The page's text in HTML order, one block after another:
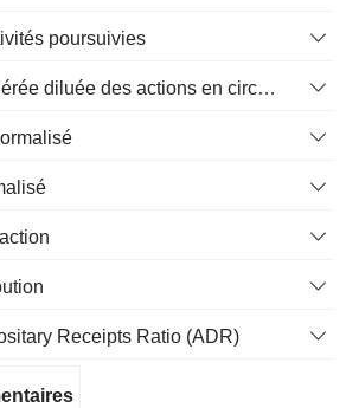
poursuivies
Moyenne pondérée diluée des actions en circulation
Receipts Ratio (ADR)